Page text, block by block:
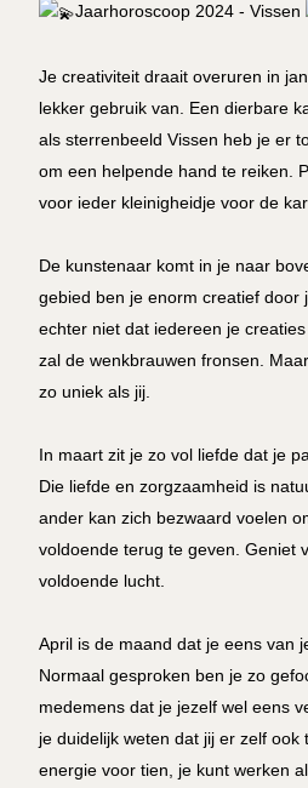
Jaarhoroscoop 2024 - Vissen
Je creativiteit draait overuren in
lekker gebruik van. Een dierbare
als sterrenbeeld Vissen heb je er
om een helpende hand te reiken.
voor ieder kleinigheidje voor de
De kunstenaar komt in je naar
gebied ben je enorm creatief door
echter niet dat iedereen je
zal de wenkbrauwen fronsen.
zo uniek als jij.
In maart zit je zo vol liefde dat je
Die liefde en zorgzaamheid is
ander kan zich bezwaard voelen
voldoende terug te geven. Geniet
voldoende lucht.
April is de maand dat je eens van
Normaal gesproken ben je zo
medemens dat je jezelf wel eens
je duidelijk weten dat jij er zelf ook
energie voor tien, je kunt werken